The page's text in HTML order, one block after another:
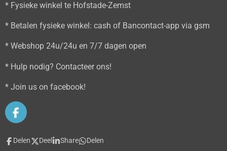
* Fysieke winkel te Hofstade-Zemst
* Betalen fysieke winkel: cash of Bancontact-app via gsm
* Webshop 24u/24u en 7/7 dagen open
* Hulp nodig? Contacteer ons!
* Join us on facebook!
F
a
c
e
Delen Deel Share Delen